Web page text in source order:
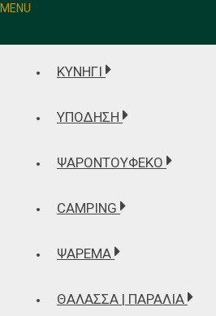
MENU
ΚΥΝΗΓΙ
ΥΠΟΔΗΣΗ
ΨΑΡΟΝΤΟΥΦΕΚΟ
CAMPING
ΨΑΡΕΜΑ
ΘΆΛΑΣΣΑ | ΠΑΡΑΛΊΑ